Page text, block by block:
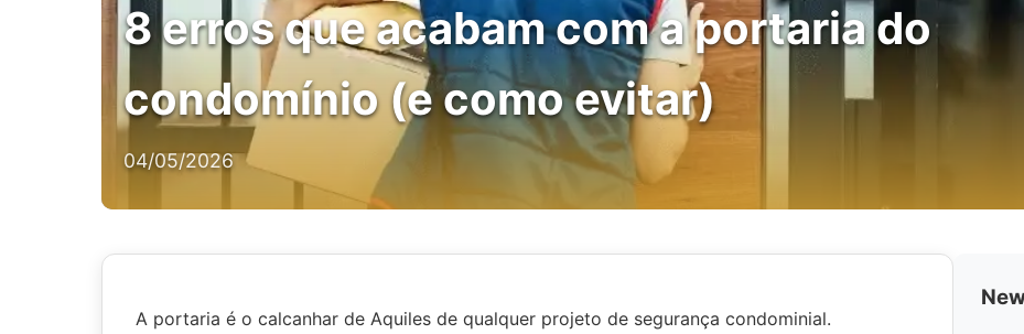
8 erros que acabam com a portaria do
condomínio (e como evitar)
04/05/2026
A portaria é o calcanhar de Aquiles de qualquer projeto de segurança condominial.